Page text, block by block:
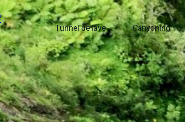
Tunnel de lave Canyoning